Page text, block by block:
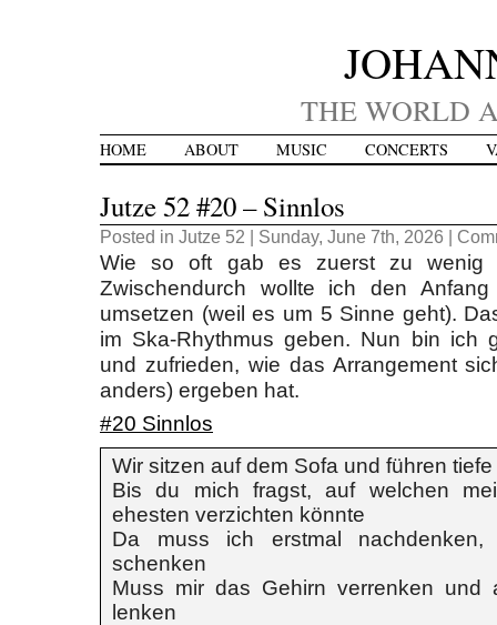
THE WORLD
HOME ABOUT MUSIC CONCERTS
Jutze 52 #20 – Sinnlos
Posted in Jutze 52 | Sunday, June 7th, 2026 |
Wie so oft gab es zuerst zu wenig
Zwischendurch wollte ich den
umsetzen (weil es um 5 Sinne geht).
im Ska-Rhythmus geben. Nun bin ich
und zufrieden, wie das Arrangement
anders) ergeben hat.
#20 Sinnlos
Wir sitzen auf dem Sofa und führen
Bis du mich fragst, auf welchen
ehesten verzichten könnte
Da muss ich erstmal nachdenken,
schenken
Muss mir das Gehirn verrenken und
lenken